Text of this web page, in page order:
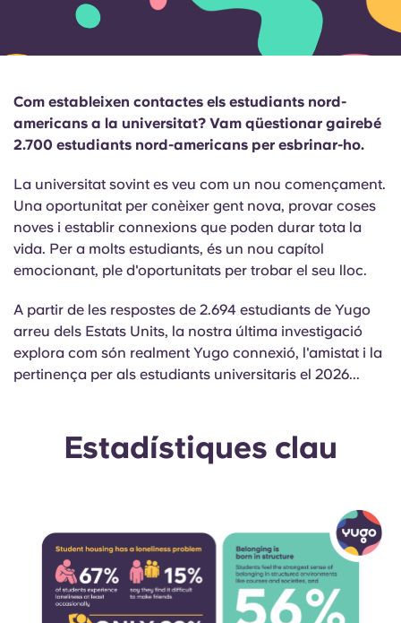
English (GB)
English (US)
Chinese
Català
Deutsch
Italian
French
Selecciona un país
Inicia la sessió
Com estableixen contactes els estudiants nord-
americans a la universitat? Vam qüestionar gairebé
2.700 estudiants nord-americans per esbrinar-ho.
La universitat sovint es veu com un nou començament.
Una oportunitat per conèixer gent nova, provar coses
noves i establir connexions que poden durar tota la
vida. Per a molts estudiants, és un nou capítol
emocionant, ple d'oportunitats per trobar el seu lloc.
A partir de les respostes de 2.694 estudiants de Yugo
arreu dels Estats Units, la nostra última investigació
explora com són realment Yugo connexió, l'amistat i la
pertinença per als estudiants universitaris el 2026...
Estadístiques clau